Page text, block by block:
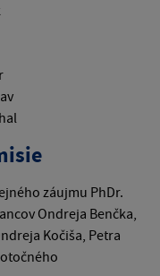
záujmu PhDr.
Ondreja Benčka,
Kočiša, Petra